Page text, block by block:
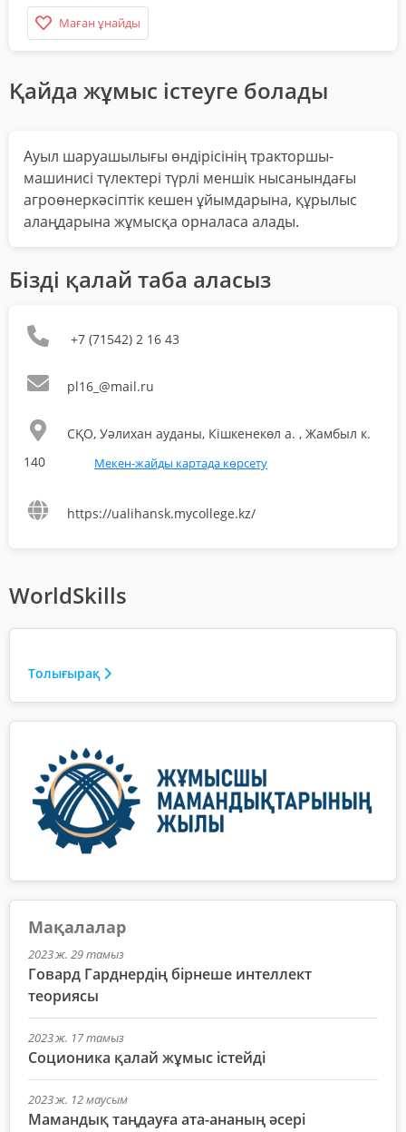
Маған ұнайды
Қайда жұмыс істеуге болады
Ауыл шаруашылығы өндірісінің тракторшы-
машинисі түлектері түрлі меншік нысанындағы
агроөнеркәсіптік кешен ұйымдарына, құрылыс
алаңдарына жұмысқа орналаса алады.
Бізді қалай таба аласыз
+7 (71542) 2 16 43
pl16_@mail.ru
СҚО, Уәлихан ауданы, Кішкенекөл а. , Жамбыл к.
140
Мекен-жайды картада көрсету
https://ualihansk.mycollege.kz/
WorldSkills
Толығырақ
Мақалалар
2023 ж. 29 тамыз
Говард Гарднердің бірнеше интеллект
теориясы
2023 ж. 17 тамыз
Соционика қалай жұмыс істейді
2023 ж. 12 маусым
Мамандық таңдауға ата-ананың әсері